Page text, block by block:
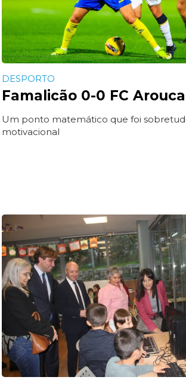
DESPORTO
Famalicão 0-0 FC Arouca
Um ponto matemático que foi
motivacional